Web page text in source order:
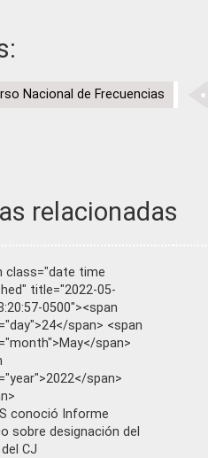
Nacional de Frecuencias
relacionadas
class="date time
title="2022-05-
0500"><span
span> <span
span>
span>
conoció Informe
sobre designación del
CJ